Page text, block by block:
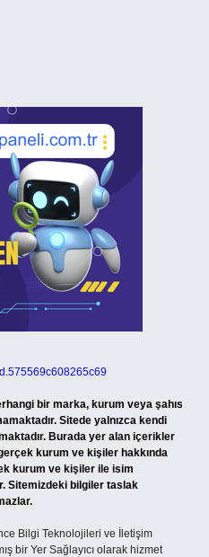
bir marka, kurum veya şahıs
Sitede yalnızca kendi
Burada yer alan içerikler
kurum ve kişiler hakkında
kurum ve kişiler ile isim
Sitemizdeki bilgiler taslak
Bilgi Teknolojileri ve İletişim
bir Yer Sağlayıcı olarak hizmet